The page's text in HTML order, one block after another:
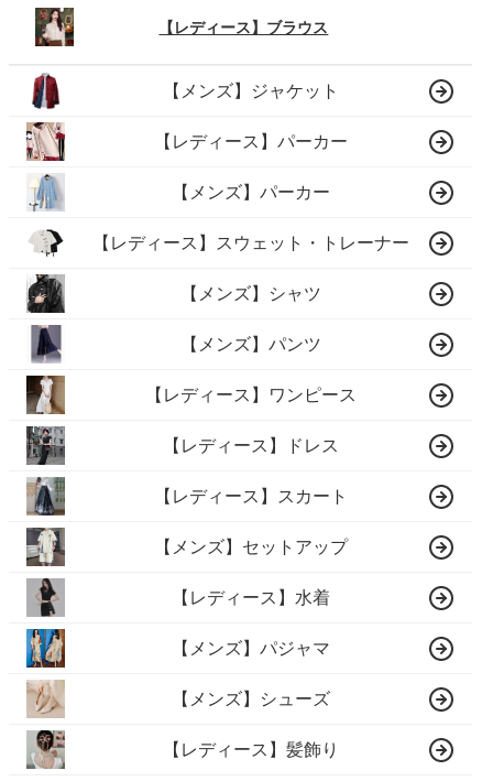
【レディース】ブラウス
【メンズ】ジャケット
【レディース】パーカー
【メンズ】パーカー
【レディース】スウェット・トレーナー
【メンズ】シャツ
【メンズ】パンツ
【レディース】ワンピース
【レディース】ドレス
【レディース】スカート
【メンズ】セットアップ
【レディース】水着
【メンズ】パジャマ
【メンズ】シューズ
【レディース】髪飾り